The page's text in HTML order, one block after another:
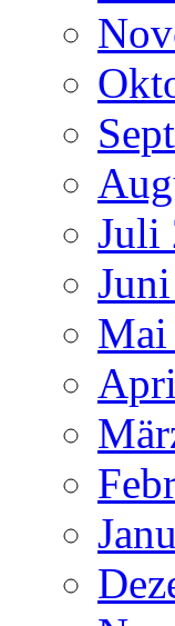
Juli
Mai